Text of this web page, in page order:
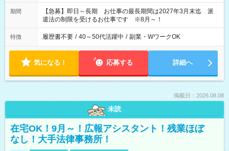
期間
【急募】即日～長期 お仕事の最長期間は2027年3月末迄 派
遣法の制限を受けるお仕事です ※8月～！
特徴 履歴書不要 / 40～50代活躍中 / 副業・WワークOK
気になる！ 応募する 詳細へ
掲載日：2026.08.08
未読
在宅OK！9月～！広報アシスタント！残業ほぼ
なし！大手法律事務所！